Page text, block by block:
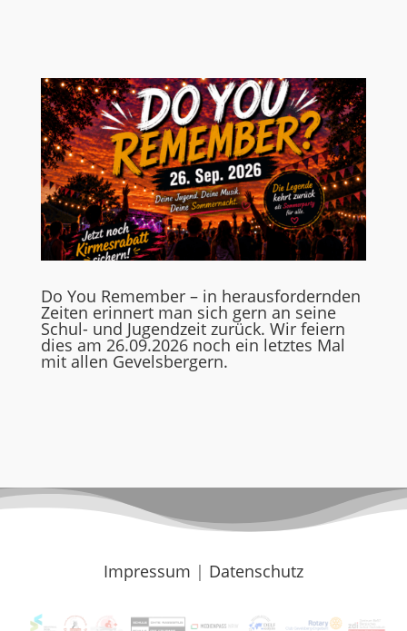
Do You Remember – in herausfordernden
Zeiten erinnert man sich gern an seine
Schul- und Jugendzeit zurück. Wir feiern
dies am 26.09.2026 noch ein letztes Mal
mit allen Gevelsbergern.
Impressum | Datenschutz